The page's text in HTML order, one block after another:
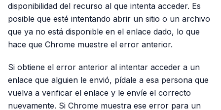
disponibilidad del recurso al que intenta acceder. Es
posible que esté intentando abrir un sitio o un archivo
que ya no está disponible en el enlace dado, lo que
hace que Chrome muestre el error anterior.
Si obtiene el error anterior al intentar acceder a un
enlace que alguien le envió, pídale a esa persona que
vuelva a verificar el enlace y le envíe el correcto
nuevamente. Si Chrome muestra ese error para un